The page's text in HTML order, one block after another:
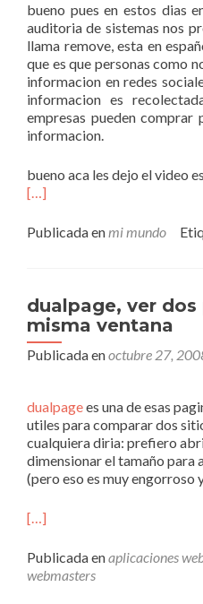
bueno pues en estos dias
auditoria de sistemas nos
llama remove, esta en
que es que personas como
informacion en redes
informacion es
empresas pueden comprar
informacion.
bueno aca les dejo el video
[…]
Publicada enmi mundo
dualpage, ver dos
misma ventana
Publicada enoctubre 27,
dualpagees una de esas
utiles para comparar dos
cualquiera diria: prefiero
dimensionar el tamaño para
(pero eso es muy engorroso
[…]
Publicada enaplicaciones
webmasters